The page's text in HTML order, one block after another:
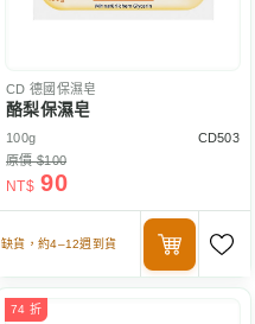
CD 德國保濕皂
酪梨保濕皂
100g
CD503
原價 $100
NT$ 90
缺貨，約4–12週到貨
74 折